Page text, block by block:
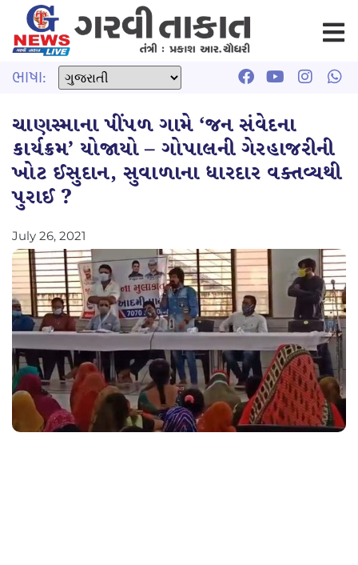
ભાષા:
ચાણસ્માના પીંપળ ગામે ‘જન સંવેદના
કાર્યક્રમ’ યોજાયો – ગોપાલની ગેરહાજરીની
ખોટ ઈસુદાન, સુવાળાના ધારદાર વક્તવ્યથી
પુરાઈ ?
July 26, 2021